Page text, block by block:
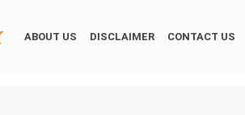
ABOUT US DISCLAIMER CONTACT US